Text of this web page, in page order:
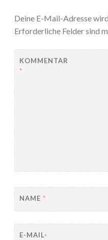
Deine E-Mail-Adresse
Erforderliche Felder sind
KOMMENTAR
*
NAME *
E-MAIL-